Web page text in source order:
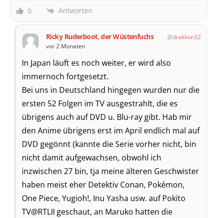
0 Antworten
Ricky Ruderboot, der Wüstenfuchs
drakkon32
vor 2 Monaten
In Japan läuft es noch weiter, er wird also
immernoch fortgesetzt.
Bei uns in Deutschland hingegen wurden nur die
ersten 52 Folgen im TV ausgestrahlt, die es
übrigens auch auf DVD u. Blu-ray gibt. Hab mir
den Anime übrigens erst im April endlich mal auf
DVD gegönnt (kannte die Serie vorher nicht, bin
nicht damit aufgewachsen, obwohl ich
inzwischen 27 bin, tja meine älteren Geschwister
haben meist eher Detektiv Conan, Pokémon,
One Piece, Yugioh!, Inu Yasha usw. auf Pokito
TV@RTLII geschaut, an Maruko hatten die